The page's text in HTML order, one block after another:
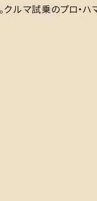
クルマ試乗のプロ・